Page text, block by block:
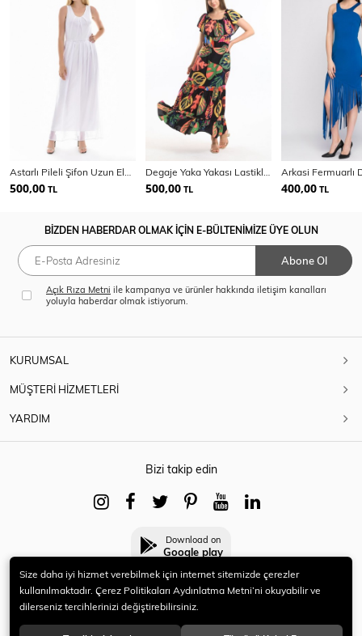
500,00 TL 500,00 TL 400,00 TL
BİZDEN HABERDAR OLMAK İÇİN E-BÜLTENİMİZE ÜYE OLUN
Abone Ol
Açık Rıza Metni ile kampanya ve ürünler hakkında iletişim kanalları
yoluyla haberdar olmak istiyorum.
KURUMSAL
MÜŞTERİ HİZMETLERİ
YARDIM
Bizi takip edin
Download on
Google play
© 2021 HERYENİ. Tüm hakları saklıdır.
Size daha iyi hizmet verebilmek için internet sitemizde çerezler
kullanılmaktadır. Çerez Politikaları Aydınlatma Metni’ni okuyabilir ve
dilerseniz tercihlerinizi değiştirebilirsiniz.